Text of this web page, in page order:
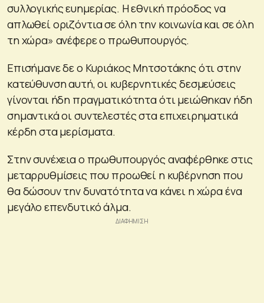
συλλογικής ευημερίας. Η εθνική πρόοδος να
απλωθεί οριζόντια σε όλη την κοινωνία και σε όλη
τη χώρα» ανέφερε ο πρωθυπουργός.
Επισήμανε δε ο Κυριάκος Μητσοτάκης ότι στην
κατεύθυνση αυτή, οι κυβερνητικές δεσμεύσεις
γίνονται ήδη πραγματικότητα ότι μειώθηκαν ήδη
σημαντικά οι συντελεστές στα επιχειρηματικά
κέρδη στα μερίσματα.
Στην συνέχεια ο πρωθυπουργός αναφέρθηκε στις
μεταρρυθμίσεις που προωθεί η κυβέρνηση που
θα δώσουν την δυνατότητα να κάνει η χώρα ένα
μεγάλο επενδυτικό άλμα.